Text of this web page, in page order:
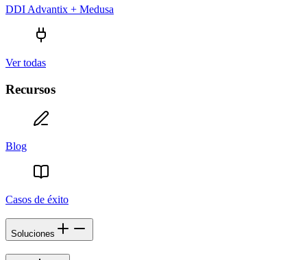
DDI Advantix + Medusa
Ver todas
Recursos
Blog
Casos de éxito
Soluciones